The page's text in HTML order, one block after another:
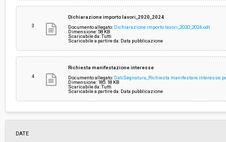
3
Dichiarazione importo lavori_2020_2024
Documento allegato: Dichiarazione importo lavori_2020_2024.odt
Dimensione: 58 KB
Scaricabile da: Tutti
Scaricabile a partire da: Data pubblicazione
4
Richiesta manifestazione interesse
Documento allegato: DatiSegnatura_Richiesta manifestare
Dimensione: 185.18 KB
Scaricabile da: Tutti
Scaricabile a partire da: Data pubblicazione
DATE